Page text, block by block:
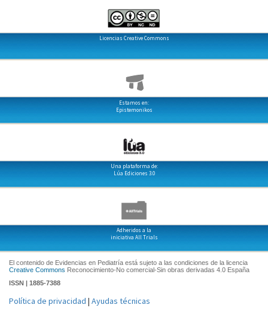
Licencias Creative Commons
Estamos en:
Epistemonikos
Una plataforma de:
Lúa Ediciones 3.0
Adheridos a la
iniciativa All Trials
El contenido de Evidencias en Pediatría está sujeto a las condiciones de la licencia
Creative Commons Reconocimiento-No comercial-Sin obras derivadas 4.0 España
ISSN | 1885-7388
Política de privacidad | Ayudas técnicas